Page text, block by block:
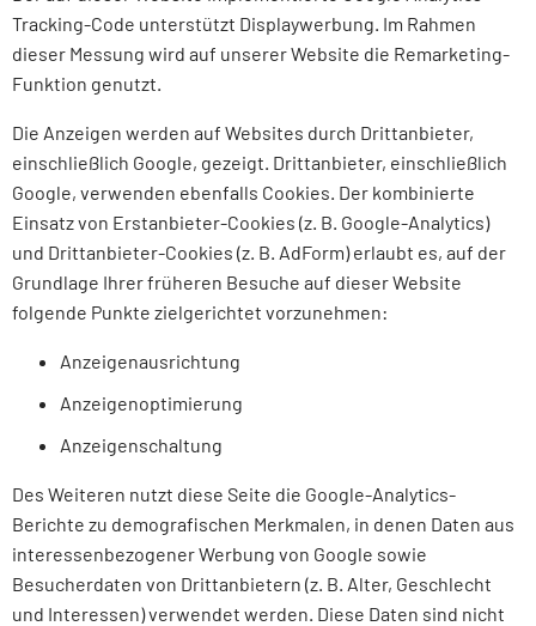
Tracking-Code unterstützt Displaywerbung. Im Rahmen
dieser Messung wird auf unserer Website die Remarketing-
Funktion genutzt.
Die Anzeigen werden auf Websites durch Drittanbieter,
einschließlich Google, gezeigt. Drittanbieter, einschließlich
Google, verwenden ebenfalls Cookies. Der kombinierte
Einsatz von Erstanbieter-Cookies (z. B. Google-Analytics)
und Drittanbieter-Cookies (z. B. AdForm) erlaubt es, auf der
Grundlage Ihrer früheren Besuche auf dieser Website
folgende Punkte zielgerichtet vorzunehmen:
Anzeigenausrichtung
Anzeigenoptimierung
Anzeigenschaltung
Des Weiteren nutzt diese Seite die Google-Analytics-
Berichte zu demografischen Merkmalen, in denen Daten aus
interessenbezogener Werbung von Google sowie
Besucherdaten von Drittanbietern (z. B. Alter, Geschlecht
und Interessen) verwendet werden. Diese Daten sind nicht